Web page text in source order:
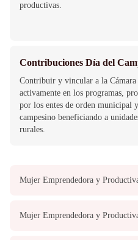
productivas.
Contribuciones Día del
Contribuir y vincular a la Cámara
activamente en los programas,
por los entes de orden municipal
campesino beneficiando a
rurales.
Mujer Emprendedora y
Mujer Emprendedora y